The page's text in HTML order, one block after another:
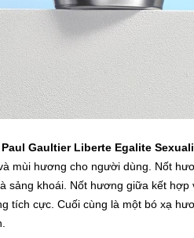
Gaultier Liberte Egalite
mùi hương cho người dùng. Nốt
sảng khoái. Nốt hương giữa kết hợp
tích cực. Cuối cùng là một bó xạ